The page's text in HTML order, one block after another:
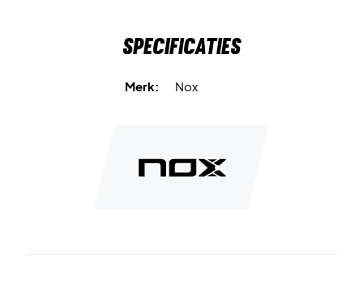
hoge snelheid en met intensiteit speelt.
garanderen een dynamisch spel vol
tijdens de meest veeleisende rally’s en punten.
Specificaties
Merk: Nox